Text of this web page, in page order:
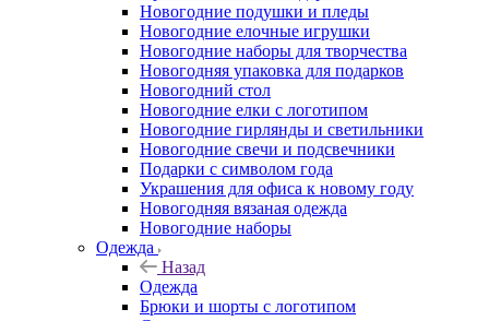
Новогодние подушки и пледы
Новогодние елочные игрушки
Новогодние наборы для творчества
Новогодняя упаковка для подарков
Новогодний стол
Новогодние елки с логотипом
Новогодние гирлянды и светильники
Новогодние свечи и подсвечники
Подарки с символом года
Украшения для офиса к новому году
Новогодняя вязаная одежда
Новогодние наборы
Одежда
Назад
Одежда
Брюки и шорты с логотипом